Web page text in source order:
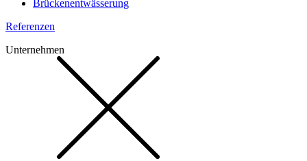
Brückenentwässerung
Referenzen
Unternehmen